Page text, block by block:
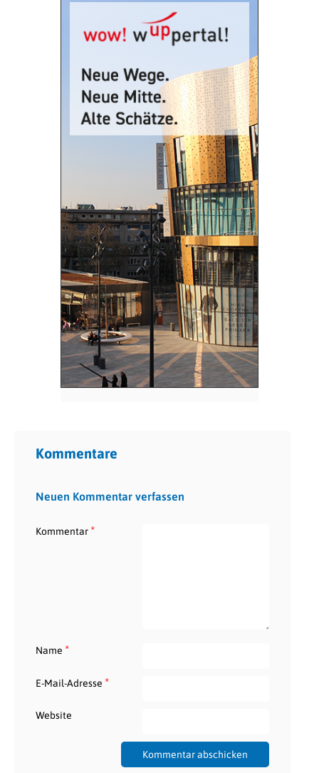
Kommentare
Neuen Kommentar verfassen
Kommentar*
Name *
E-Mail-Adresse *
Website